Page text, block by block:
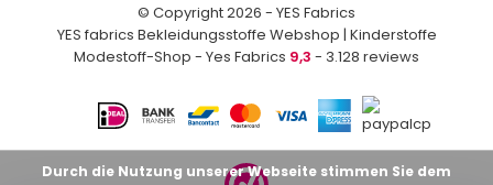
© Copyright 2026 - YES Fabrics
YES fabrics Bekleidungsstoffe Webshop | Kinderstoffe
Modestoff-Shop - Yes Fabrics 9,3 - 3.128 reviews
Durch die Nutzung unserer Webseite stimmen Sie dem